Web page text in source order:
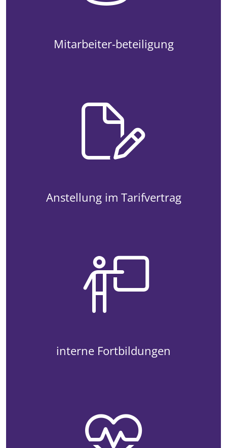
Mitarbeiter-beteiligung
Anstellung im Tarifvertrag
interne Fortbildungen